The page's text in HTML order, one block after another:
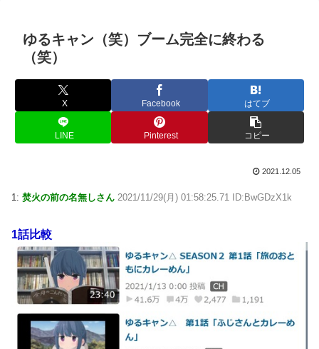
ゆるキャン（笑）ブーム完全に終わる
（笑）
X Facebook はてブ
LINE Pinterest コピー
2021.12.05
1: 焚火の前の名無しさん 2021/11/29(月) 01:58:25.71 ID:BwGDzX1k
1話比較